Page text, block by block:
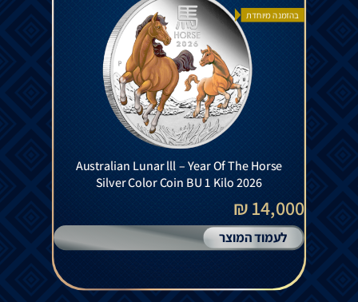
בהזמנה מיוחדת
Australian Lunar lll – Year Of The Horse
Silver Color Coin BU 1 Kilo 2026
14,000 ₪
לעמוד המוצר